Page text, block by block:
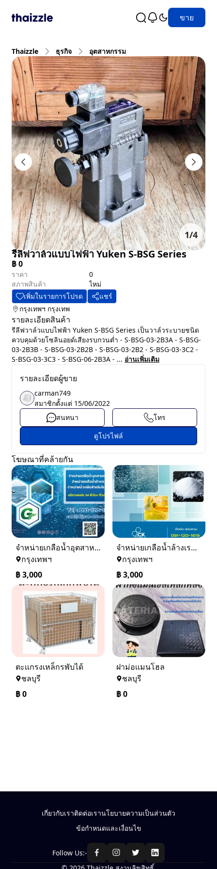
ขาย
Thaizzle ธุรกิจ อุตสาหกรรม
1/4
รีลีฟวาล์วแบบไฟฟ้า Yuken S-BSG Series
฿0
ราคา
0
สภาพสินค้า
ไหม่
เพิ่มในรายการโปรด
แชร์
กรุงเทพฯ กรุงเทพ
รายละเอียดสินค้า
รีลีฟวาล์วแบบไฟฟ้า Yuken S-BSG Series เป็นวาล์วระบายชนิด
ควบคุมด้วยโซลินอยด์เสียงรบกวนต่ำ - S-BSG-03-2B3A - S-BSG-
03-2B3B - S-BSG-03-2B2B - S-BSG-03-2B2 - S-BSG-03-3C2 -
S-BSG-03-3C3 - S-BSG-06-2B3A - ... อ่านเพิ่มเติม
รายละเอียดผู้ขาย
carman749
สมาชิกตั้งแต่ 15/06/2022
สนทนา
โทร
ดูโปรไฟล์
โฆษณาที่คล้ายกัน
จำหน่ายเกลือน้ำอุตสาหกรรม เกลือน้ำล้างเรซิ่น
กรุงเทพฯ
฿3,000
จำหน่ายเกลือน้ำล้างเรซิ่น จำหน่ายเกลือน้ำอุตสาหกรรม
กรุงเทพฯ
฿3,000
ตะเเกรงเหล็กรพับได้
ชลบุรี
฿0
ฝาม่อเเมนโฮล
ชลบุรี
฿0
เกี่ยวกับเราติดต่อเรานโยบายความเป็นส่วนตัว
ข้อกำหนดและเงื่อนไข
Follow Us:-